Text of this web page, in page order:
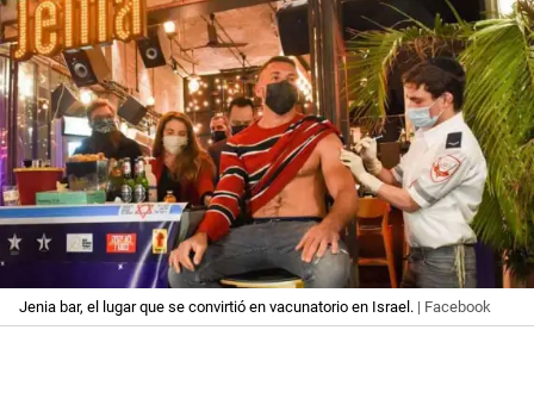
Jenia bar, el lugar que se convirtió en vacunatorio en Israel. | Facebook